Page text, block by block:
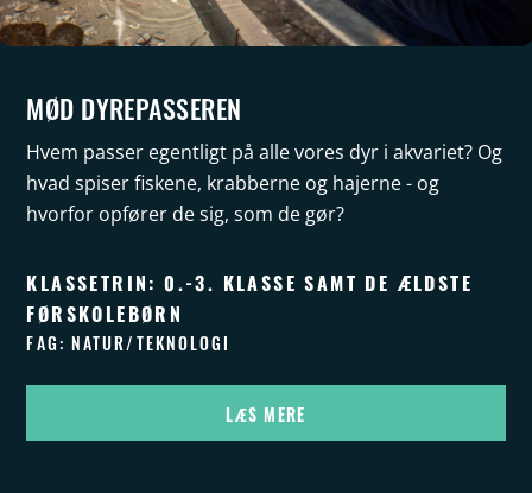
MØD DYREPASSEREN
Hvem passer egentligt på alle vores dyr i akvariet? Og
hvad spiser fiskene, krabberne og hajerne - og
hvorfor opfører de sig, som de gør?
KLASSETRIN: 0.-3. KLASSE SAMT DE ÆLDSTE
FØRSKOLEBØRN
FAG: NATUR/TEKNOLOGI
LÆS MERE